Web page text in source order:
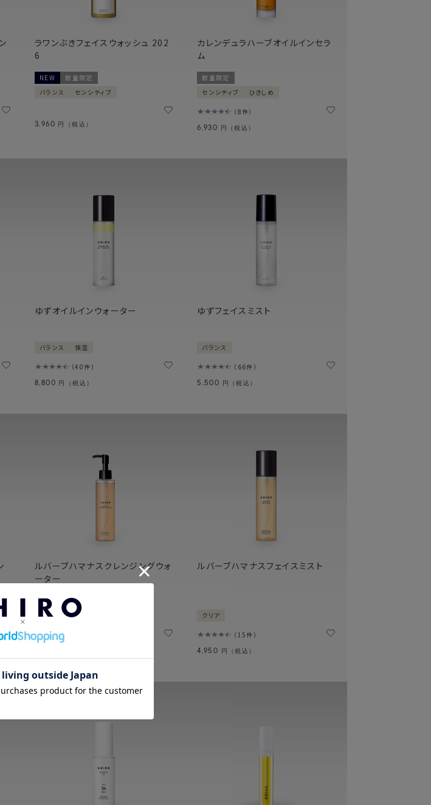
ラワンぶきフェイスウォッシュ 202
6
NEW
数量限定
バランス
センシティブ
3,960 円（税込）
カレンデュラハーブオイルインセラ
ム
数量限定
センシティブ
ひきしめ
8件
6,930 円（税込）
ゆずオイルインウォーター
バランス 保湿
40件
8,800 円（税込）
ゆずフェイスミスト
バランス
66件
5,500 円（税込）
ルバーブハマナスクレンジングウォ
ーター
バランス 角質・毛穴ケア
ルバーブハマナスフェイスミスト
クリア
15件
4,950 円（税込）